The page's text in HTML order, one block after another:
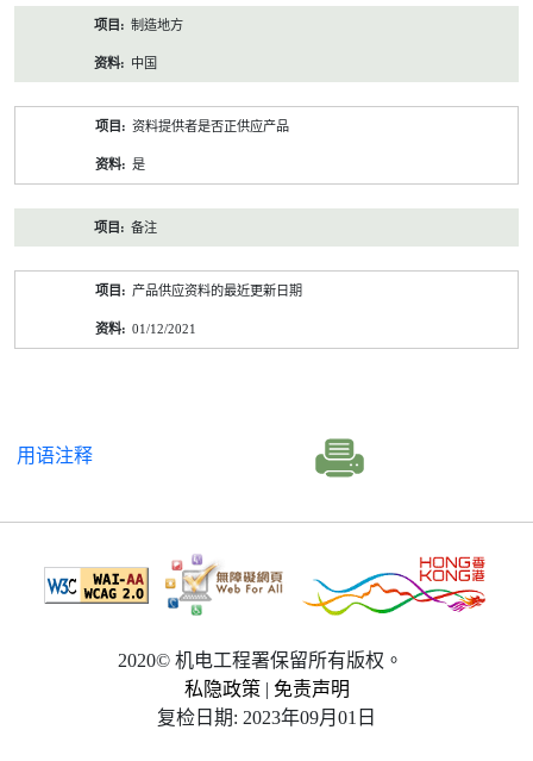
制造地方
中国
资料提供者是否正供应产品
是
备注
产品供应资料的最近更新日期
01/12/2021
用语注释
2020© 机电工程署保留所有版权。
私隐政策 | 免责声明
复检日期: 2023年09月01日